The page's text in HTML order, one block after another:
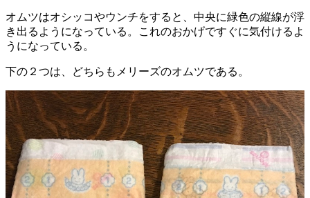
オムツはオシッコやウンチをすると、中央に緑色の縦線が浮
き出るようになっている。これのおかげですぐに気付けるよ
うになっている。
下の２つは、どちらもメリーズのオムツである。